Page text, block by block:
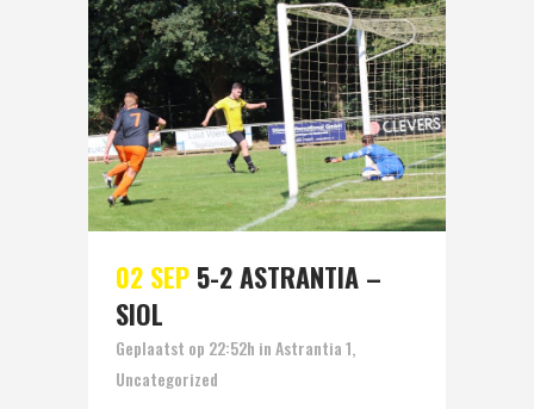
02 SEP 5-2 ASTRANTIA –
SIOL
Geplaatst op 22:52h inAstrantia 1,
Uncategorized